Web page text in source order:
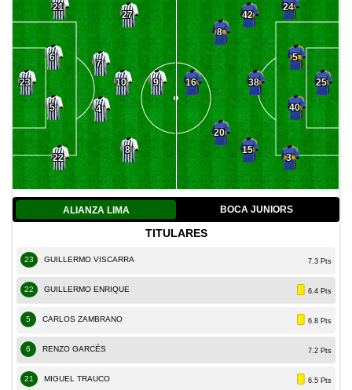
23
21
6
5
22
7
4
27
10
8
9 25
24
5
40
3
42
38
15
8
20
16
ALIANZA LIMA BOCA JUNIORS
TITULARES
23 GUILLERMO VISCARRA 7.3 Pts
22 GUILLERMO ENRIQUE 6.4 Pts
5 CARLOS ZAMBRANO 6.8 Pts
6 RENZO GARCÉS 7.2 Pts
21 MIGUEL TRAUCO 6.5 Pts